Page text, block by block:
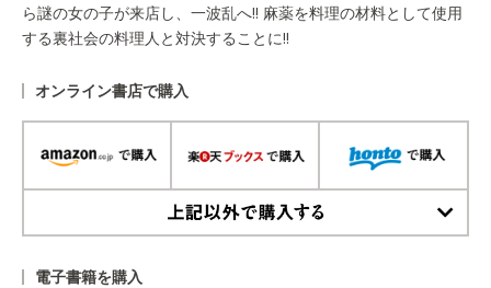
ら謎の女の子が来店し、一波乱へ!! 麻薬を料理の材料として使用
する裏社会の料理人と対決することに!!
オンライン書店で購入
電子書籍を購入